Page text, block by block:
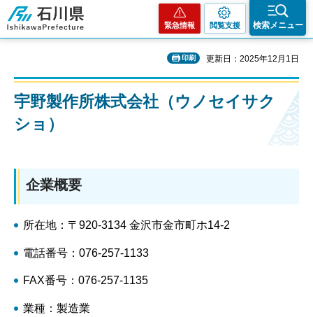
石川県
緊急情報 閲覧支援 検索メニュー
印刷 更新日：2025年12月1日
宇野製作所株式会社（ウノセイサク
ショ）
企業概要
所在地：〒920-3134 金沢市金市町ホ14-2
電話番号：076-257-1133
FAX番号：076-257-1135
業種：製造業